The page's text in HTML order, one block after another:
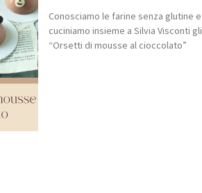
Conosciamo le farine senza glutine e
cuciniamo insieme a Silvia Visconti gli
“Orsetti di mousse al cioccolato”